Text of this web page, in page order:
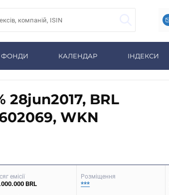
ФОНДИ КАЛЕНДАР ІНДЕКСИ
28jun2017, BRL
WKN
емісії
BRL
Розміщення
***